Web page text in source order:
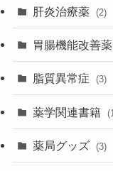
肝炎治療薬 (2)
胃腸機能改善薬
脂質異常症 (3)
薬学関連書籍
薬局グッズ (3)